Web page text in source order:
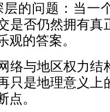
层的问题：当一
是否仍然拥有真
观的答案。
络与地区权力结
只是地理意义上
点。